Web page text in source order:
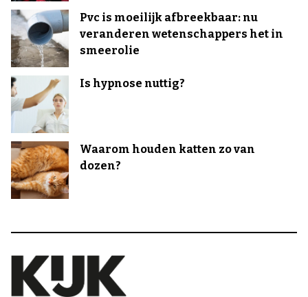
Pvc is moeilijk afbreekbaar: nu
veranderen wetenschappers het in
smeerolie
Is hypnose nuttig?
Waarom houden katten zo van
dozen?